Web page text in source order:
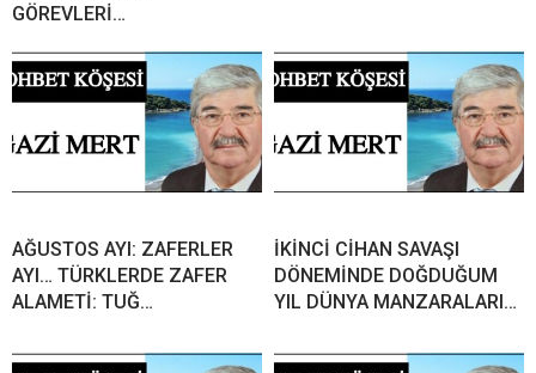
GÖREVLERİ…
AĞUSTOS AYI: ZAFERLER
AYI… TÜRKLERDE ZAFER
ALAMETİ: TUĞ…
İKİNCİ CİHAN SAVAŞI
DÖNEMİNDE DOĞDUĞUM
YIL DÜNYA MANZARALARI…